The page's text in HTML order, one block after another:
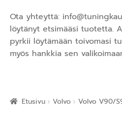
Ota yhteyttä:
löytänyt etsimääsi tuotetta.
pyrkii löytämään toivomasi
myös hankkia sen
Etusivu Volvo Volvo V90/